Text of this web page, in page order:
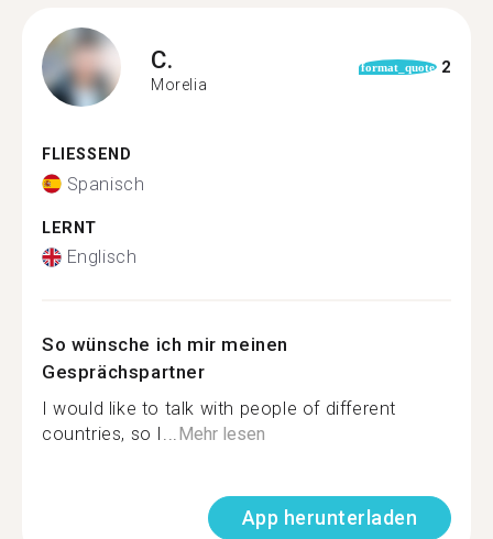
C.
Morelia
format_quote 2
FLIESSEND
Spanisch
LERNT
Englisch
So wünsche ich mir meinen
Gesprächspartner
I would like to talk with people of different
countries, so I...Mehr lesen
App herunterladen